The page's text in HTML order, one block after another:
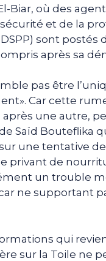
Biar, où des
et de la
sont postés
après sa
pas être
Car cette
une autre,
Saïd Bouteflika
une tentative de
privant de
un trouble
ne supportant
qui
sur la Toile ne